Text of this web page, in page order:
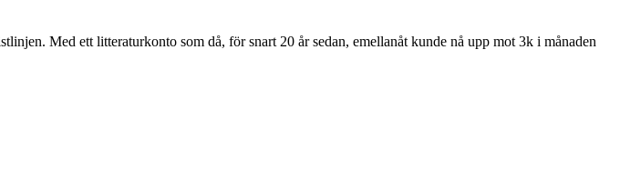
Med ett litteraturkonto som då, för snart 20 år sedan, emellanåt kunde nå upp mot 3k i månaden